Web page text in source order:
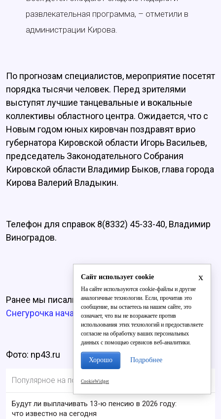
развлекательная программа, – отметили в
администрации Кирова.
По прогнозам специалистов, мероприятие посетят
порядка тысячи человек. Перед зрителями
выступят лучшие танцевальные и вокальные
коллективы областного центра. Ожидается, что с
Новым годом юных кировчан поздравят врио
губернатора Кировской области Игорь Васильев,
председатель Законодательного Собрания
Кировской области Владимир Быков, глава города
Кирова Валерий Владыкин.
Телефон для справок 8(8332) 45-33-40, Владимир
Виноградов.
Ранее мы писали о том, чтоВаснецовская
Снегурочка начала принимать гостей.
Фото: np43.ru
Популярное на портале
Будут ли выплачивать 13-ю пенсию в 2026 году:
что известно на сегодня
x
Сайт использует cookie
На сайте используются cookie-файлы и другие
аналогичные технологии. Если, прочитав это
сообщение, вы остаетесь на нашем сайте, это
означает, что вы не возражаете против
использования этих технологий и предоставляете
согласие на обработку ваших персональных
данных с помощью сервисов веб-аналитики.
Хорошо Подробнее
CookieWidget